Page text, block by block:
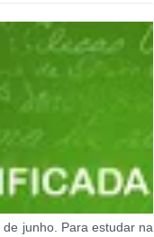
junho. Para estudar na